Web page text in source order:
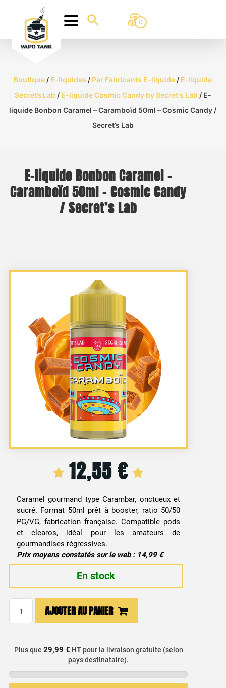
0
Boutique / E-liquides / Par Fabricants E-liquide / E‑liquide
Secret’s Lab/ E-liquide Cosmic Candy by Secret's Lab/ E-
liquide Bonbon Caramel – Caramboïd 50ml – Cosmic Candy /
Secret’s Lab
E-liquide Bonbon Caramel –
Caramboïd 50ml – Cosmic Candy
/ Secret’s Lab
12,55 €
Caramel gourmand type Carambar, onctueux et
sucré. Format 50ml prêt à booster, ratio 50/50
PG/VG, fabrication française. Compatible pods
et clearos, idéal pour les amateurs de
gourmandises régressives.
Prix moyens constatés sur le web : 14,99 €
En stock
Bonbon
AJOUTER AU PANIER
Plus que 29,99 € HTpour la livraison gratuite (selon
pays destinataire).